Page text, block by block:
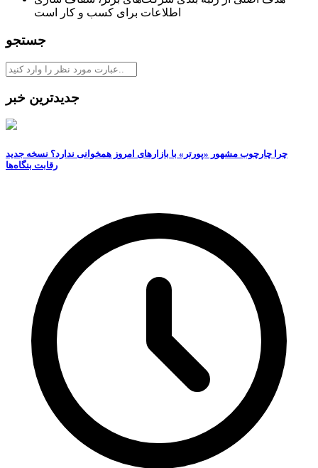
اطلاعات برای کسب و کار است
جستجو
جدیدترین خبر
چرا چارچوب مشهور «پورتر» با بازارهای امروز همخوانی ندارد؟ نسخه جدید
رقابت‌ بنگاه‌ها